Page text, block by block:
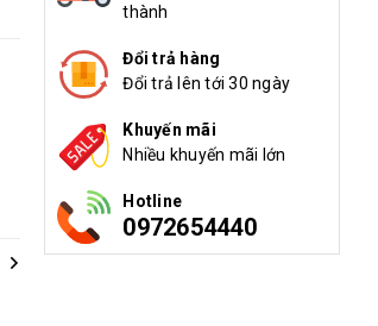
thành
Đổi trả hàng
Đổi trả lên tới 30 ngày
Khuyến mãi
Nhiều khuyến mãi lớn
Hotline
0972654440